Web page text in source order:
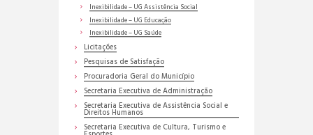
Inexibilidade – UG Assistência Social
Inexibilidade – UG Educação
Inexibilidade – UG Saúde
Licitações
Pesquisas de Satisfação
Procuradoria Geral do Município
Secretaria Executiva de Administração
Secretaria Executiva de Assistência Social e
Direitos Humanos
Secretaria Executiva de Cultura, Turismo e